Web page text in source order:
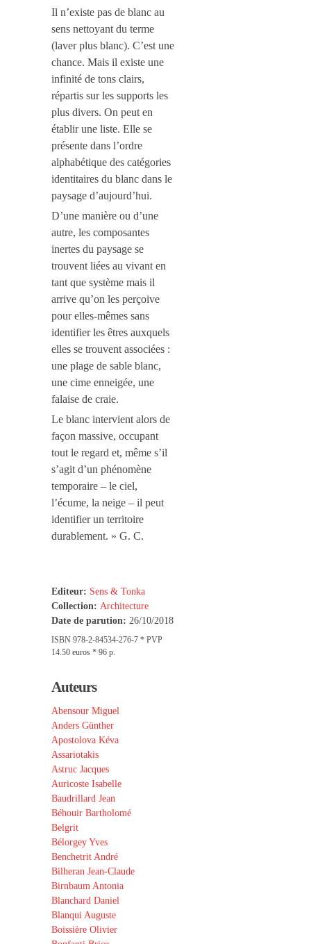
Il n’existe pas de blanc au
sens nettoyant du terme
(laver plus blanc). C’est une
chance. Mais il existe une
infinité de tons clairs,
répartis sur les supports les
plus divers. On peut en
établir une liste. Elle se
présente dans l’ordre
alphabétique des catégories
identitaires du blanc dans le
paysage d’aujourd’hui.
D’une manière ou d’une
autre, les composantes
inertes du paysage se
trouvent liées au vivant en
tant que système mais il
arrive qu’on les perçoive
pour elles-mêmes sans
identifier les êtres auxquels
elles se trouvent associées :
une plage de sable blanc,
une cime enneigée, une
falaise de craie.
Le blanc intervient alors de
façon massive, occupant
tout le regard et, même s’il
s’agit d’un phénomène
temporaire – le ciel,
l’écume, la neige – il peut
identifier un territoire
durablement. » G. C.
Editeur: Sens & Tonka
Collection: Architecture
Date de parution: 26/10/2018
ISBN 978-2-84534-276-7 * PVP
14.50 euros * 96 p.
Auteurs
Abensour Miguel
Anders Günther
Apostolova Kéva
Assariotakis
Astruc Jacques
Auricoste Isabelle
Baudrillard Jean
Béhouir Bartholomé
Belgrit
Bélorgey Yves
Benchetrit André
Bilheran Jean-Claude
Birnbaum Antonia
Blanchard Daniel
Blanqui Auguste
Boissière Olivier